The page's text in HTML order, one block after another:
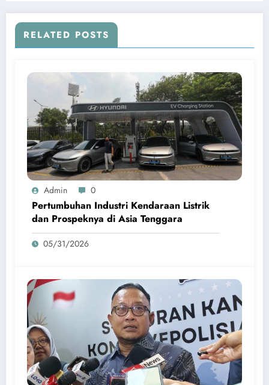
RELATED POSTS
Admin 0
Pertumbuhan Industri Kendaraan Listrik
dan Prospeknya di Asia Tenggara
05/31/2026